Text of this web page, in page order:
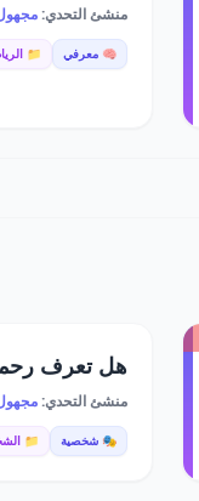
منشئ التحدي:
🧠 معرفي 📁
هل تعرف
منشئ التحدي:
🎭 شخصية 📁